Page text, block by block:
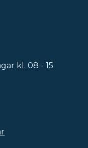
kl. 08 - 15